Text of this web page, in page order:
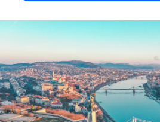
Globales Onboarding und
Freelancer:innen
PEO
Auslagern von komplexen HR-
INFRASTRUKTUR
Startups
Agile HR- und Payroll-Lösungen
Unternehmen
Honorarzahlungen
Informationen zu möglichen
Abwicklungsfristen für globale
Nederlands
Français
Deutsch
Anmelden